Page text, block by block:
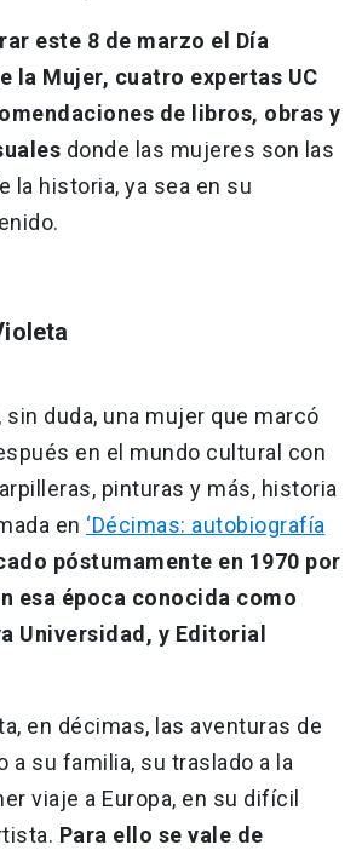
este 8 de marzo el Día
la Mujer, cuatro expertas UC
de libros, obras y
donde las mujeres son las
la historia, ya sea en su
sin duda, una mujer que marcó
en el mundo cultural con
pinturas y más, historia
en ‘Décimas: autobiografía
póstumamente en 1970 por
esa época conocida como
Universidad, y Editorial
en décimas, las aventuras de
a su familia, su traslado a la
viaje a Europa, en su difícil
Para ello se vale de